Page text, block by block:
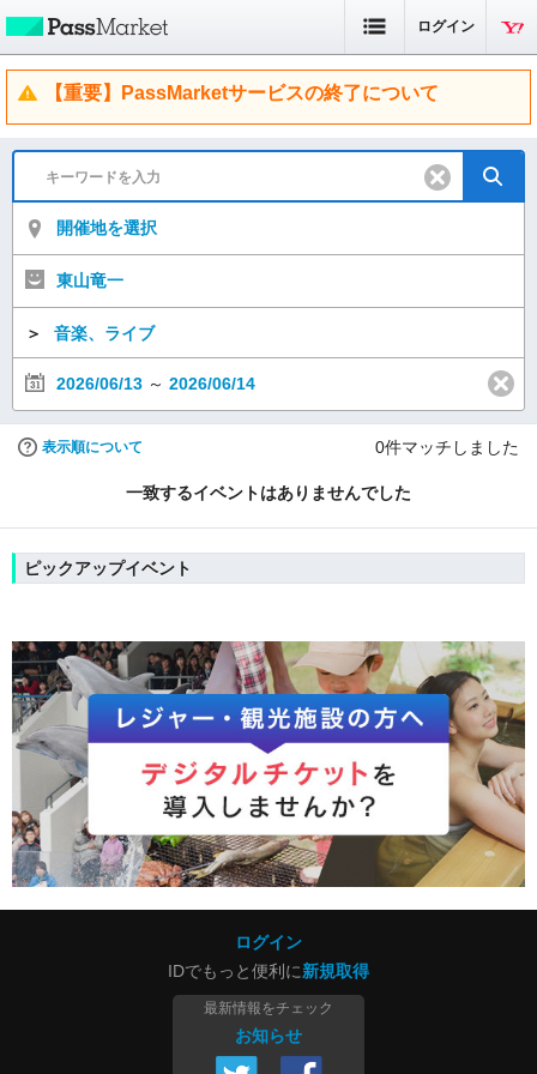
ログイン
【重要】PassMarketサービスの終了について
開催地を選択
東山竜一
＞ 音楽、ライブ
2026/06/13 ～ 2026/06/14
表示順について 0件マッチしました
一致するイベントはありませんでした
ピックアップイベント
ログイン
IDでもっと便利に新規取得
最新情報をチェック
お知らせ